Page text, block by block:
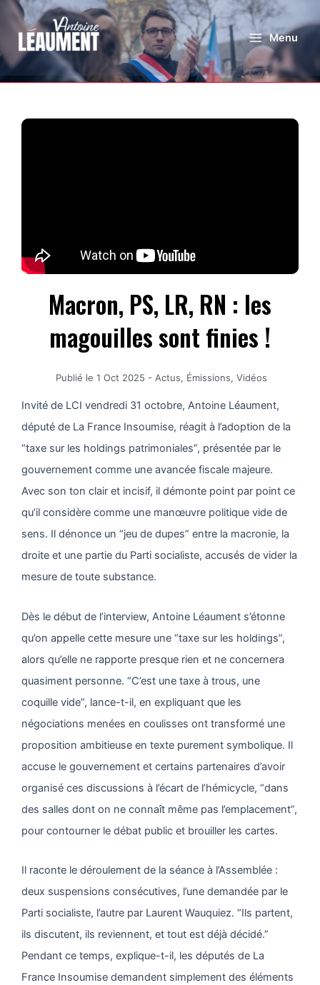
Menu
Macron, PS, LR, RN : les
magouilles sont finies !
Publié le 1 Oct 2025 - Actus, Émissions, Vidéos
Invité de LCI vendredi 31 octobre, Antoine Léaument,
député de La France Insoumise, réagit à l’adoption de la
“taxe sur les holdings patrimoniales”, présentée par le
gouvernement comme une avancée fiscale majeure.
Avec son ton clair et incisif, il démonte point par point ce
qu’il considère comme une manœuvre politique vide de
sens. Il dénonce un “jeu de dupes” entre la macronie, la
droite et une partie du Parti socialiste, accusés de vider la
mesure de toute substance.
Dès le début de l’interview, Antoine Léaument s’étonne
qu’on appelle cette mesure une “taxe sur les holdings”,
alors qu’elle ne rapporte presque rien et ne concernera
quasiment personne. “C’est une taxe à trous, une
coquille vide”, lance-t-il, en expliquant que les
négociations menées en coulisses ont transformé une
proposition ambitieuse en texte purement symbolique. Il
accuse le gouvernement et certains partenaires d’avoir
organisé ces discussions à l’écart de l’hémicycle, “dans
des salles dont on ne connaît même pas l’emplacement”,
pour contourner le débat public et brouiller les cartes.
Il raconte le déroulement de la séance à l’Assemblée :
deux suspensions consécutives, l’une demandée par le
Parti socialiste, l’autre par Laurent Wauquiez. “Ils partent,
ils discutent, ils reviennent, et tout est déjà décidé.”
Pendant ce temps, explique-t-il, les députés de La
France Insoumise demandent simplement des éléments